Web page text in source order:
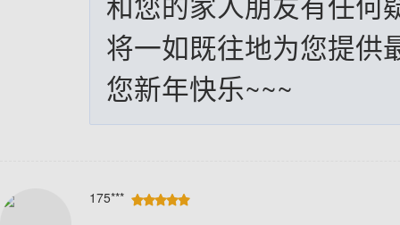
将一如既往地为您提供
您新年快乐~~~
175*** 